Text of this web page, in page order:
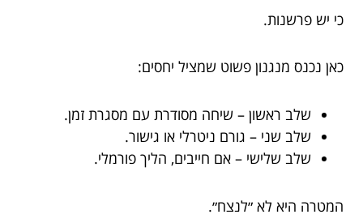
כי יש פרשנות.
כאן נכנס מנגנון פשוט שמציל יחסים:
שלב ראשון – שיחה מסודרת עם מסגרת זמן.
שלב שני – גורם ניטרלי או גישור.
שלב שלישי – אם חייבים, הליך פורמלי.
המטרה היא לא ״לנצח״.